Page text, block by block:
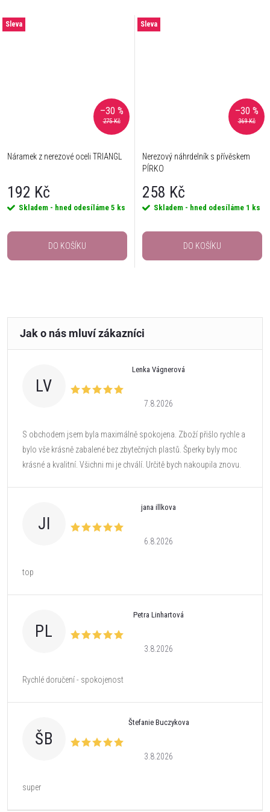
Sleva
275 Kč
–30 %
Náramek z nerezové oceli TRIANGL
192 Kč
Skladem - hned odesíláme 5 ks
DO KOŠÍKU
Sleva
369 Kč
–30 %
Nerezový náhrdelník s přívěskem
PÍRKO
258 Kč
Skladem - hned odesíláme 1 ks
DO KOŠÍKU
LV
Lenka Vágnerová
7.8.2026
S obchodem jsem byla maximálně spokojena. Zboží přišlo rychle a
bylo vše krásně zabalené bez zbytečných plastů. Šperky byly moc
krásné a kvalitní. Všichni mi je chválí. Určitě bych nakoupila znovu.
JI
jana illkova
6.8.2026
top
PL
Petra Linhartová
3.8.2026
Rychlé doručení - spokojenost
ŠB
Štefanie Buczykova
3.8.2026
super